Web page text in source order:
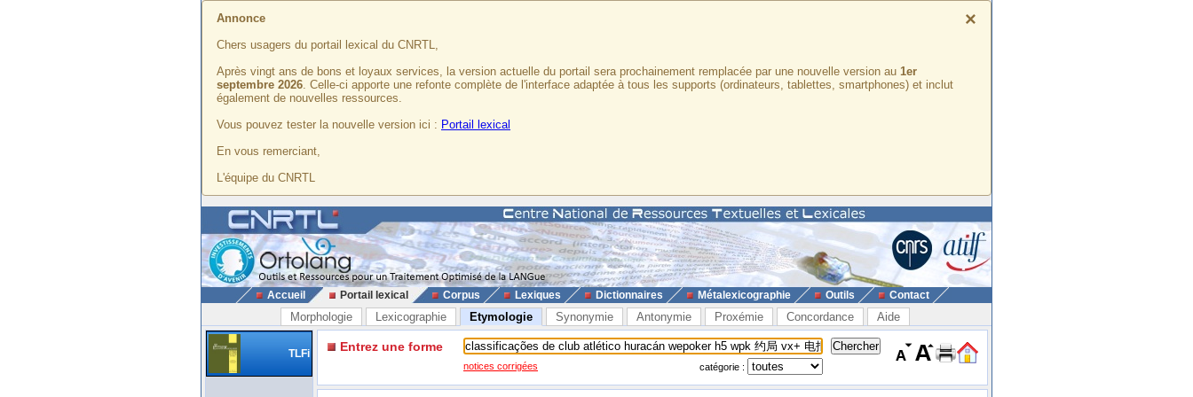
×
Annonce
Chers usagers du portail lexical du CNRTL,
Après vingt ans de bons et loyaux services, la version actuelle du portail sera prochainement remplacée par une nouvelle version au 1er
septembre 2026. Celle-ci apporte une refonte complète de l'interface adaptée à tous les supports (ordinateurs, tablettes, smartphones) et inclut
également de nouvelles ressources.
Vous pouvez tester la nouvelle version ici : Portail lexical
En vous remerciant,
L'équipe du CNRTL
Accueil Portail lexical Corpus Lexiques Dictionnaires Métalexicographie Outils Contact
Morphologie Lexicographie Etymologie Synonymie Antonymie Proxémie Concordance Aide
TLFi Entrez une forme
notices corrigées catégorie :